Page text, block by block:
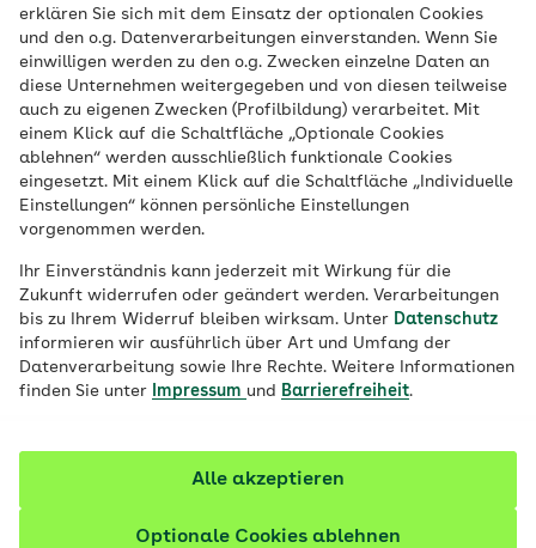
erklären Sie sich mit dem Einsatz der optionalen Cookies
und den o.g. Datenverarbeitungen einverstanden. Wenn Sie
einwilligen werden zu den o.g. Zwecken einzelne Daten an
diese Unternehmen weitergegeben und von diesen teilweise
auch zu eigenen Zwecken (Profilbildung) verarbeitet. Mit
einem Klick auf die Schaltfläche „Optionale Cookies
ablehnen“ werden ausschließlich funktionale Cookies
eingesetzt. Mit einem Klick auf die Schaltfläche „Individuelle
Einstellungen“ können persönliche Einstellungen
vorgenommen werden.
Ihr Einverständnis kann jederzeit mit Wirkung für die
Zukunft widerrufen oder geändert werden. Verarbeitungen
bis zu Ihrem Widerruf bleiben wirksam. Unter Datenschutz
informieren wir ausführlich über Art und Umfang der
Datenverarbeitung sowie Ihre Rechte. Weitere Informationen
finden Sie unter
Impressum und Barrierefreiheit.
Optionale Cookies ablehnen
Alle akzeptieren
Veröffentlicht am:
16.09.2021 9 Minuten Lesedauer
Mit 38 Jahren ist Edina Müller Mutter eines
zweijährigen Sohns und paralympische
Goldmedaillenträgerin in zwei
verschiedenen Sportarten. Im September
2021 gewann sie die Paralympics-
Goldmedaille beim Parakanu, 2012 die im
Rollstuhlbasketball. Seit sie 16 Jahre alt
ist, ist sie querschnittsgelähmt. Mit ihrer
Erfahrung unterstützt sie nun andere
Patienten nach Unfällen als
von ihrem eigenen Weg und welche
Bedeutung Behindertensport nach einem
schweren Unfall haben kann.